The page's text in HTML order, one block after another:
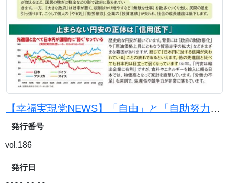
【幸福実現党NEWS】「自由」と「自助努力」で日本を豊かに
発行番号
vol.186
発行日